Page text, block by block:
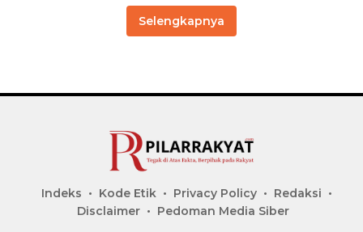
Selengkapnya
Indeks Kode Etik Privacy Policy
Redaksi
Disclaimer
Pedoman Media Siber